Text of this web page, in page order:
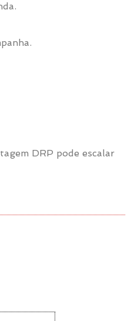
DRP pode escalar